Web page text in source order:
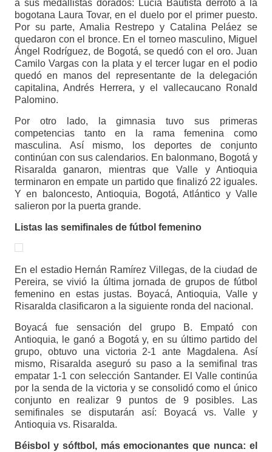
a sus medallistas dorados: Lucía Bautista derrotó a la
bogotana Laura Tovar, en el duelo por el primer puesto.
Por su parte, Amalia Restrepo y Catalina Peláez se
quedaron con el bronce. En el torneo masculino, Miguel
Ángel Rodríguez, de Bogotá, se quedó con el oro. Juan
Camilo Vargas con la plata y el tercer lugar en el podio
quedó en manos del representante de la delegación
capitalina, Andrés Herrera, y el vallecaucano Ronald
Palomino.
Por otro lado, la gimnasia tuvo sus primeras
competencias tanto en la rama femenina como
masculina. Así mismo, los deportes de conjunto
continúan con sus calendarios. En balonmano, Bogotá y
Risaralda ganaron, mientras que Valle y Antioquia
terminaron en empate un partido que finalizó 22 iguales.
Y en baloncesto, Antioquia, Bogotá, Atlántico y Valle
salieron por la puerta grande.
Listas las semifinales de fútbol femenino
En el estadio Hernán Ramírez Villegas, de la ciudad de
Pereira, se vivió la última jornada de grupos de fútbol
femenino en estas justas. Boyacá, Antioquia, Valle y
Risaralda clasificaron a la siguiente ronda del nacional.
Boyacá fue sensación del grupo B. Empató con
Antioquia, le ganó a Bogotá y, en su último partido del
grupo, obtuvo una victoria 2-1 ante Magdalena. Así
mismo, Risaralda aseguró su paso a la semifinal tras
empatar 1-1 con selección Santander. El Valle continúa
por la senda de la victoria y se consolidó como el único
conjunto en realizar 9 puntos de 9 posibles. Las
semifinales se disputarán así: Boyacá vs. Valle y
Antioquia vs. Risaralda.
Béisbol y sóftbol, más emocionantes que nunca: el